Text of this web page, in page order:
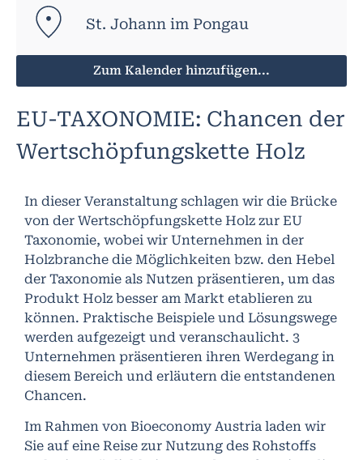
St. Johann im Pongau
Zum Kalender hinzufügen...
EU-TAXONOMIE: Chancen der
Wertschöpfungskette Holz
In dieser Veranstaltung schlagen wir die Brücke
von der Wertschöpfungskette Holz zur EU
Taxonomie, wobei wir Unternehmen in der
Holzbranche die Möglichkeiten bzw. den Hebel
der Taxonomie als Nutzen präsentieren, um das
Produkt Holz besser am Markt etablieren zu
können. Praktische Beispiele und Lösungswege
werden aufgezeigt und veranschaulicht. 3
Unternehmen präsentieren ihren Werdegang in
diesem Bereich und erläutern die entstandenen
Chancen.
Im Rahmen von Bioeconomy Austria laden wir
Sie auf eine Reise zur Nutzung des Rohstoffs